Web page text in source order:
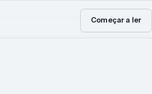
Começar a ler